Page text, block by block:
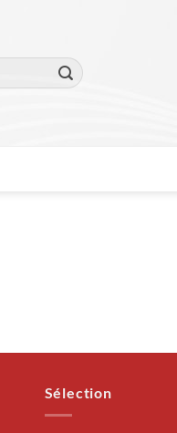
Sélection